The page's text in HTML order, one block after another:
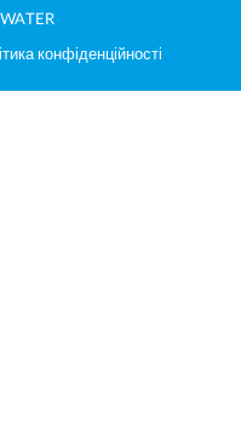
конфіденційності